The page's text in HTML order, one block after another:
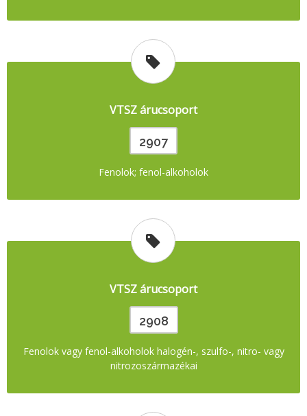
VTSZ árucsoport
2907
Fenolok; fenol-alkoholok
VTSZ árucsoport
2908
Fenolok vagy fenol-alkoholok halogén-, szulfo-, nitro- vagy
nitrozoszármazékai